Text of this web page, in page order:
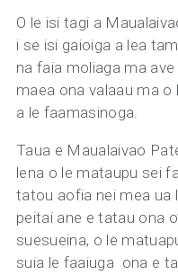
O le isi tagi a
i se isi gaioiga a lea
na faia moliaga ma
maea ona valaau ma
a le faamasinoga.
Taua e Maualaivao
lena o le mataupu sei
tatou aofia nei mea ua
peitai ane e tatau ona
suesueina, o le
suia le faaiuga ona e